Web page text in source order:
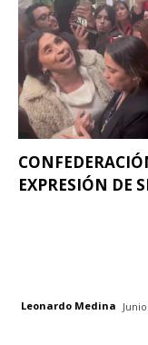
EXPRESIÓN DE
Leonardo Medina